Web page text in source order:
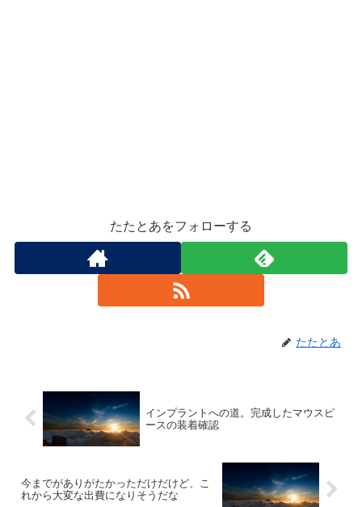
たたとあをフォローする
たたとあ
インプラントへの道。完成したマウスピ
ースの装着確認
今までがありがたかっただけだけど、こ
れから大変な出費になりそうだな